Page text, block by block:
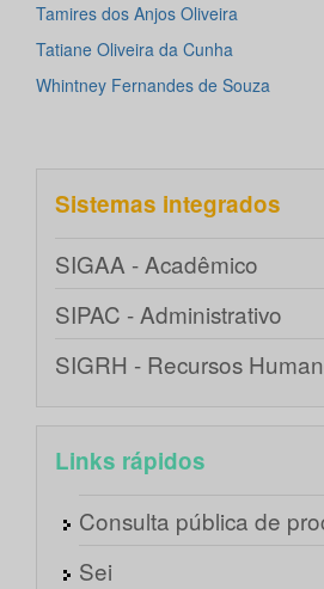
Tamires dos Anjos Oliveira
Tatiane Oliveira da Cunha
Whintney Fernandes de Souza
Sistemas integrados
SIGAA - Acadêmico
SIPAC - Administrativo
SIGRH - Recursos
Links rápidos
Consulta pública de
Sei